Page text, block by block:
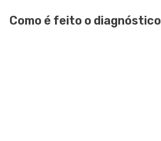
Como é feito o diagnóstico